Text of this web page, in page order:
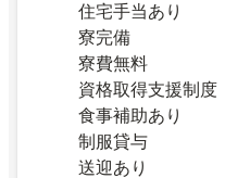
住宅手当あり
寮完備
寮費無料
資格取得支援制度
食事補助あり
制服貸与
送迎あり